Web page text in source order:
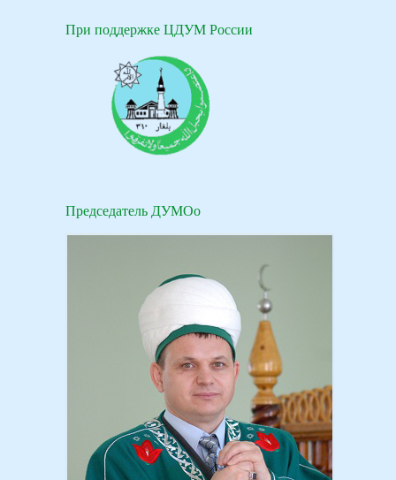
При поддержке ЦДУМ России
Председатель ДУМОо